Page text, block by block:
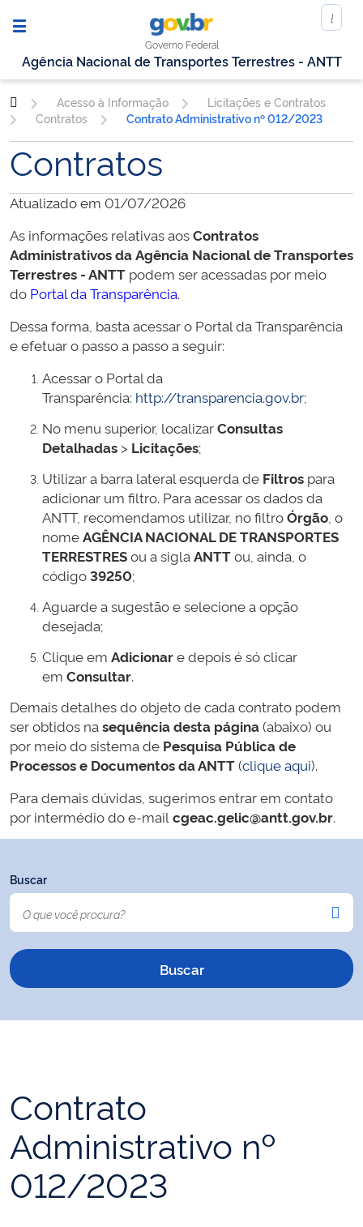
Governo Federal
Agência Nacional de Transportes Terrestres - ANTT
Acesso à Informação
Licitações e Contratos
Contratos
Contrato Administrativo nº 012/2023
Contratos
Atualizado em 01/07/2026
As informações relativas aosContratos
Administrativos daAgência Nacional de Transportes
Terrestres - ANTT podem ser acessadas por meio
do Portal da Transparência.
Dessa forma, basta acessar o Portal da Transparência
e efetuar o passo a passo a seguir:
Acessar o Portal da
Transparência: http://transparencia.gov.br;
No menu superior, localizarConsultas
Detalhadas > Licitações;
Utilizar a barra lateral esquerda de Filtros para
adicionar um filtro. Para acessar os dados da
ANTT, recomendamos utilizar, no filtroÓrgão , o
nomeAGÊNCIA NACIONAL DE TRANSPORTES
TERRESTRESou a siglaANTTou, ainda, o
código39250;
Aguarde a sugestão e selecione a opção
desejada;
Clique em Adicionare depois é só clicar
em Consultar.
Demais detalhes do objeto de cada contrato podem
ser obtidos nasequência desta página(abaixo) ou
por meio do sistema de Pesquisa Pública de
Processos e Documentos da ANTT(clique aqui).
Para demais dúvidas, sugerimos entrar em contato
por intermédio do e-mail cgeac.gelic@antt.gov.br.
Buscar
Contrato
Administrativo nº
012/2023